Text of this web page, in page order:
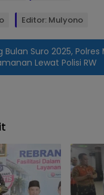
Editor: Mulyono
Bulan Suro 2025,
Lewat Polisi RW